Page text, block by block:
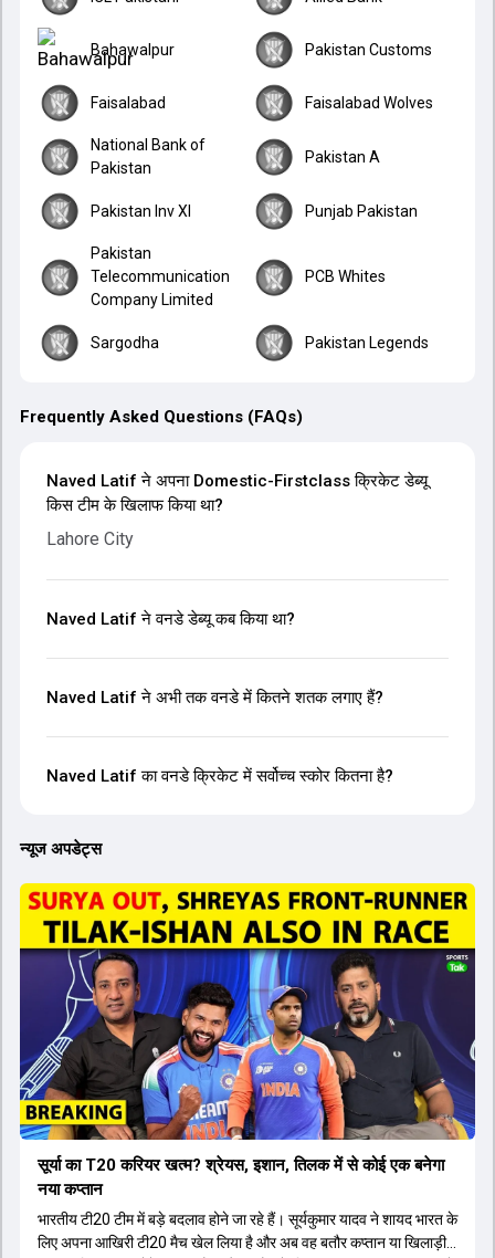
Bahawalpur Pakistan Customs
Faisalabad Faisalabad Wolves
National Bank of
Pakistan
Pakistan A
Pakistan Inv XI Punjab Pakistan
Pakistan
Telecommunication
Company Limited
PCB Whites
Sargodha Pakistan Legends
Frequently Asked Questions (FAQs)
Naved Latif ने अपना Domestic-Firstclass क्रिकेट डेब्यू
किस टीम के खिलाफ किया था?
Lahore City
Naved Latif ने वनडे डेब्यू कब किया था?
Naved Latif ने अभी तक वनडे में कितने शतक लगाए हैं?
Naved Latif का वनडे क्रिकेट में सर्वोच्च स्कोर कितना है?
न्यूज अपडेट्स
सूर्या का T20 करियर खत्म? श्रेयस, इशान, तिलक में से कोई एक बनेगा
नया कप्तान
भारतीय टी20 टीम में बड़े बदलाव होने जा रहे हैं। सूर्यकुमार यादव ने शायद भारत के
लिए अपना आखिरी टी20 मैच खेल लिया है और अब वह बतौर कप्तान या खिलाड़ी